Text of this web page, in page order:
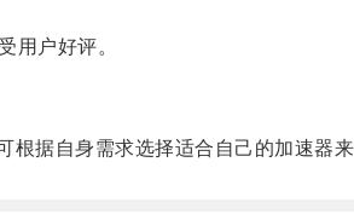
户好评。
据自身需求选择适合自己的加速器来